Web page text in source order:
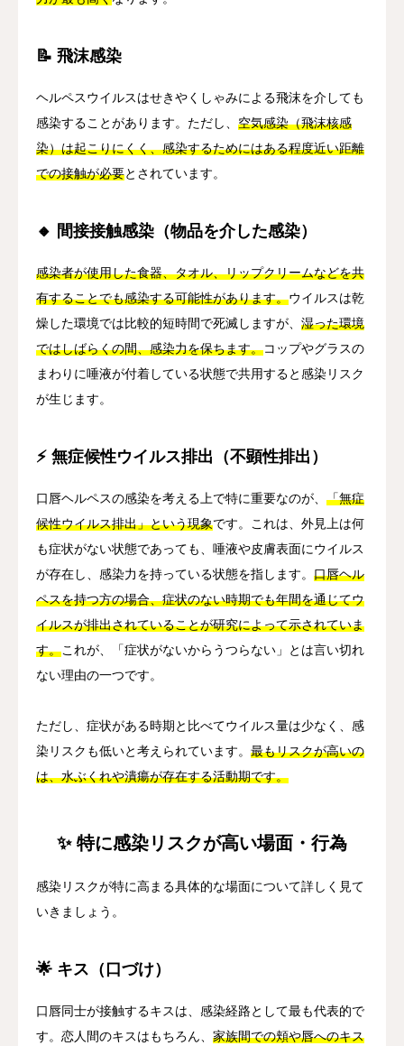
📝 飛沫感染
ヘルペスウイルスはせきやくしゃみによる飛沫を介しても
感染することがあります。ただし、 空気感染（飛沫核感
染）は起こりにくく、感染するためにはある程度近い距離
での接触が必要とされています。
🔸 間接接触感染（物品を介した感染）
感染者が使用した食器、タオル、リップクリームなどを共
有することでも感染する可能性があります。ウイルスは乾
燥した環境では比較的短時間で死滅しますが、 湿った環境
ではしばらくの間、感染力を保ちます。コップやグラスの
まわりに唾液が付着している状態で共用すると感染リスク
が生じます。
⚡ 無症候性ウイルス排出（不顕性排出）
口唇ヘルペスの感染を考える上で特に重要なのが、 「無症
候性ウイルス排出」という現象です。これは、外見上は何
も症状がない状態であっても、唾液や皮膚表面にウイルス
が存在し、感染力を持っている状態を指します。 口唇ヘル
ペスを持つ方の場合、症状のない時期でも年間を通じてウ
イルスが排出されていることが研究によって示されていま
す。これが、「症状がないからうつらない」とは言い切れ
ない理由の一つです。
ただし、症状がある時期と比べてウイルス量は少なく、感
染リスクも低いと考えられています。 最もリスクが高いの
は、水ぶくれや潰瘍が存在する活動期です。
✨ 特に感染リスクが高い場面・行為
感染リスクが特に高まる具体的な場面について詳しく見て
いきましょう。
🌟 キス（口づけ）
口唇同士が接触するキスは、感染経路として最も代表的で
す。恋人間のキスはもちろん、 家族間での頬や唇へのキス